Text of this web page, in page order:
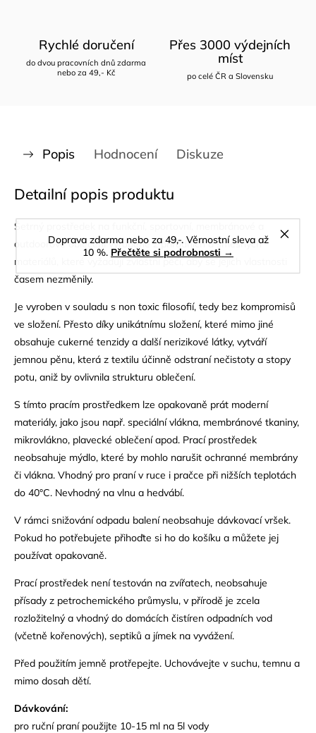
Doprava zdarma nebo za 49,-. Věrnostní sleva až
10 %. Přečtěte si podrobnosti →
Rychlé doručení
do dvou pracovních dnů zdarma
nebo za 49,- Kč
Přes 3000 výdejních
míst
po celé ČR a Slovensku
Popis Hodnocení Diskuze
Detailní popis produktu
Šetrný prost
outdoorové oblečení vyrobené z přírodních a směsných
materiálů, které vyžadují zvláštní péči, aby se jejich vlastnosti
časem nezměnily.
Je vyroben v souladu s non toxic filosofií, tedy bez kompromisů
ve složení. Přesto díky unikátnímu složení, které mimo jiné
obsahuje cukerné tenzidy a další nerizikové látky, vytváří
jemnou pěnu, která z textilu účinně odstraní nečistoty a stopy
potu, aniž by ovlivnila strukturu oblečení.
S tímto pracím prostředkem lze opakovaně prát moderní
materiály, jako jsou např. speciální vlákna, membránové tkaniny,
mikrovlákno, plavecké oblečení apod. Prací prostředek
neobsahuje mýdlo, které by mohlo narušit ochranné membrány
či vlákna. Vhodný pro praní v ruce i pračce při nižších teplotách
do 40°C. Nevhodný na vlnu a hedvábí.
V rámci snižování odpadu balení neobsahuje dávkovací vršek.
Pokud ho potřebujete přihoďte si ho do košíku a můžete jej
používat opakovaně.
Prací prostředek není testován na zvířatech, neobsahuje
přísady z petrochemického průmyslu, v přírodě je zcela
rozložitelný a vhodný do domácích čistíren odpadních vod
(včetně kořenových), septiků a jímek na vyvážení.
Před použitím jemně protřepejte. Uchovávejte v suchu, temnu a
mimo dosah dětí.
Dávkování:
pro ruční praní použijte 10-15 ml na 5l vody